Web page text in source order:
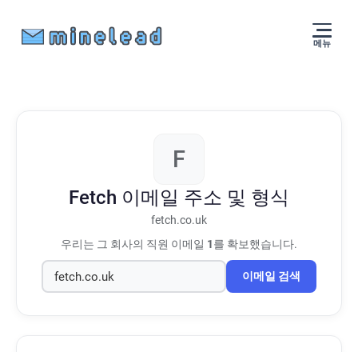
메뉴
F
Fetch 이메일 주소 및 형식
fetch.co.uk
우리는 그 회사의 직원 이메일 1를 확보했습니다.
이메일 검색